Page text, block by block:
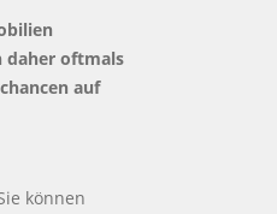
daher oftmals
auf
können